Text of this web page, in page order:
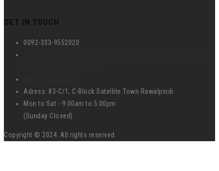
GET IN TOUCH
0092-333-9552020
Adress: 83-C/1, C-Block Satellite Town Rawalpindi
Mon to Sat - 9:00am to 5:00pm
(Sunday Closed)
Copyright © 2024. All rights reserved.